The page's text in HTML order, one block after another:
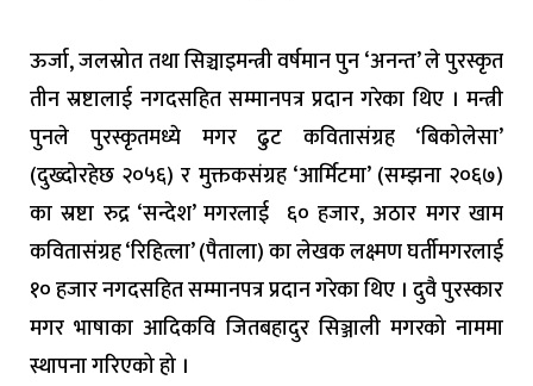
ऊर्जा, जलस्रोत तथा सिञ्चाइमन्त्री वर्षमान पुन ‘अनन्त’ ले पुरस्कृत
तीन स्रष्टालाई नगदसहित सम्मानपत्र प्रदान गरेका थिए । मन्त्री
पुनले पुरस्कृतमध्ये मगर ढुट कवितासंग्रह ‘बिकोलेसा’
(दुख्दोरहेछ २०५६) र मुक्तकसंग्रह ‘आर्मिटमा’ (सम्झना २०६७)
का स्रष्टा रुद्र ‘सन्देश’ मगरलाई ६० हजार, अठार मगर खाम
कवितासंग्रह ‘रिहित्ला’ (पैताला) का लेखक लक्ष्मण घर्तीमगरलाई
१० हजार नगदसहित सम्मानपत्र प्रदान गरेका थिए । दुवै पुरस्कार
मगर भाषाका आदिकवि जितबहादुर सिञ्जाली मगरको नाममा
स्थापना गरिएको हो ।